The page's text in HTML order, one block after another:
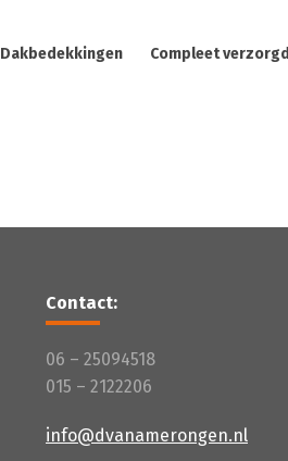
Dakbedekkingen Compleet verzorgd
Contact:
06 – 25094518
015 – 2122206
info@dvanamerongen.nl